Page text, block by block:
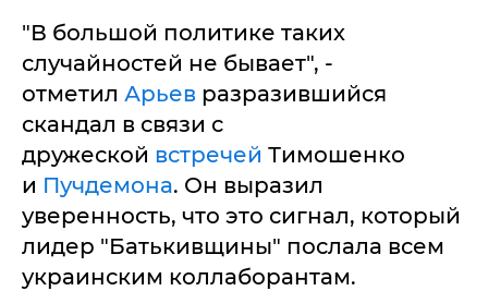
"В большой политике таких
случайностей не бывает", -
отметил Арьев разразившийся
скандал в связи с
дружеской встречей Тимошенко
и Пучдемона. Он выразил
уверенность, что это сигнал, который
лидер "Батькивщины" послала всем
украинским коллаборантам.